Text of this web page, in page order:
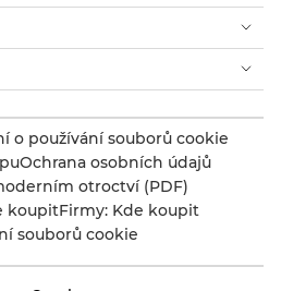
o používání souborů cookie
Ochrana osobních údajů
otroctví (PDF)
koupitFirmy: Kde koupit
souborů cookie